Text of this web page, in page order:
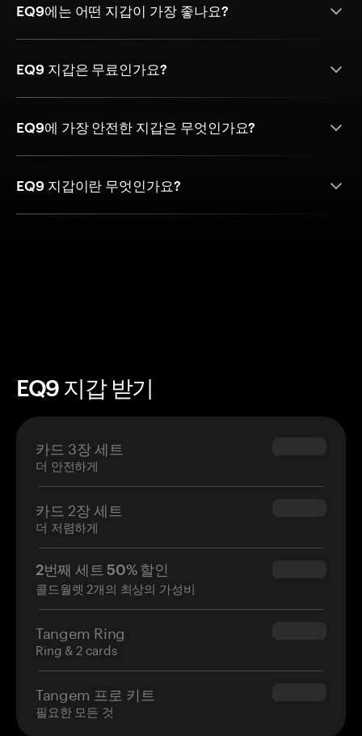
EQ9에는 어떤 지갑이 가장 좋나요?
EQ9 지갑은 무료인가요?
EQ9에 가장 안전한 지갑은 무엇인가요?
EQ9 지갑이란 무엇인가요?
EQ9 지갑 받기
카드 3장 세트
더 안전하게
$69.90
카드 2장 세트
더 저렴하게
$54.90
2번째 세트 50% 할인
콜드월렛 2개의 최상의 가성비
$34.95
Tangem Ring
Ring & 2 cards
$160.00
Tangem 프로 키트
필요한 모든 것
$180.00